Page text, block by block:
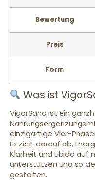
Bewertung
Preis
Form
Was ist
VigorSana ist ein
einzigartige Vier-
Es zielt darauf ab,
Klarheit und Libido auf
unterstützen und so
gestalten.